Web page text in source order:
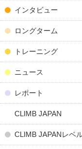
インタビュー
ロングターム
トレーニング
ニュース
レポート
CLIMB JAPAN
CLIMB JAPANレベ